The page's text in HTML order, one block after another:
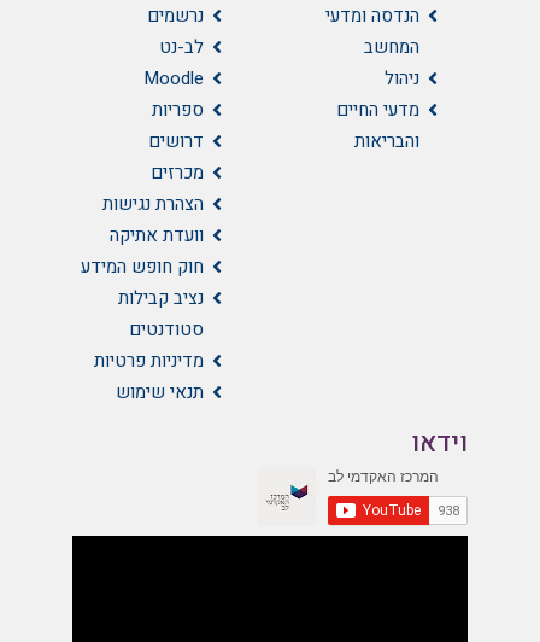
הנדסה ומדעי
המחשב
ניהול
מדעי החיים
והבריאות
נרשמים
לב-נט
Moodle
ספריות
דרושים
מכרזים
הצהרת נגישות
וועדת אתיקה
חוק חופש המידע
נציב קבילות
סטודנטים
מדיניות פרטיות
תנאי שימוש
וידאו